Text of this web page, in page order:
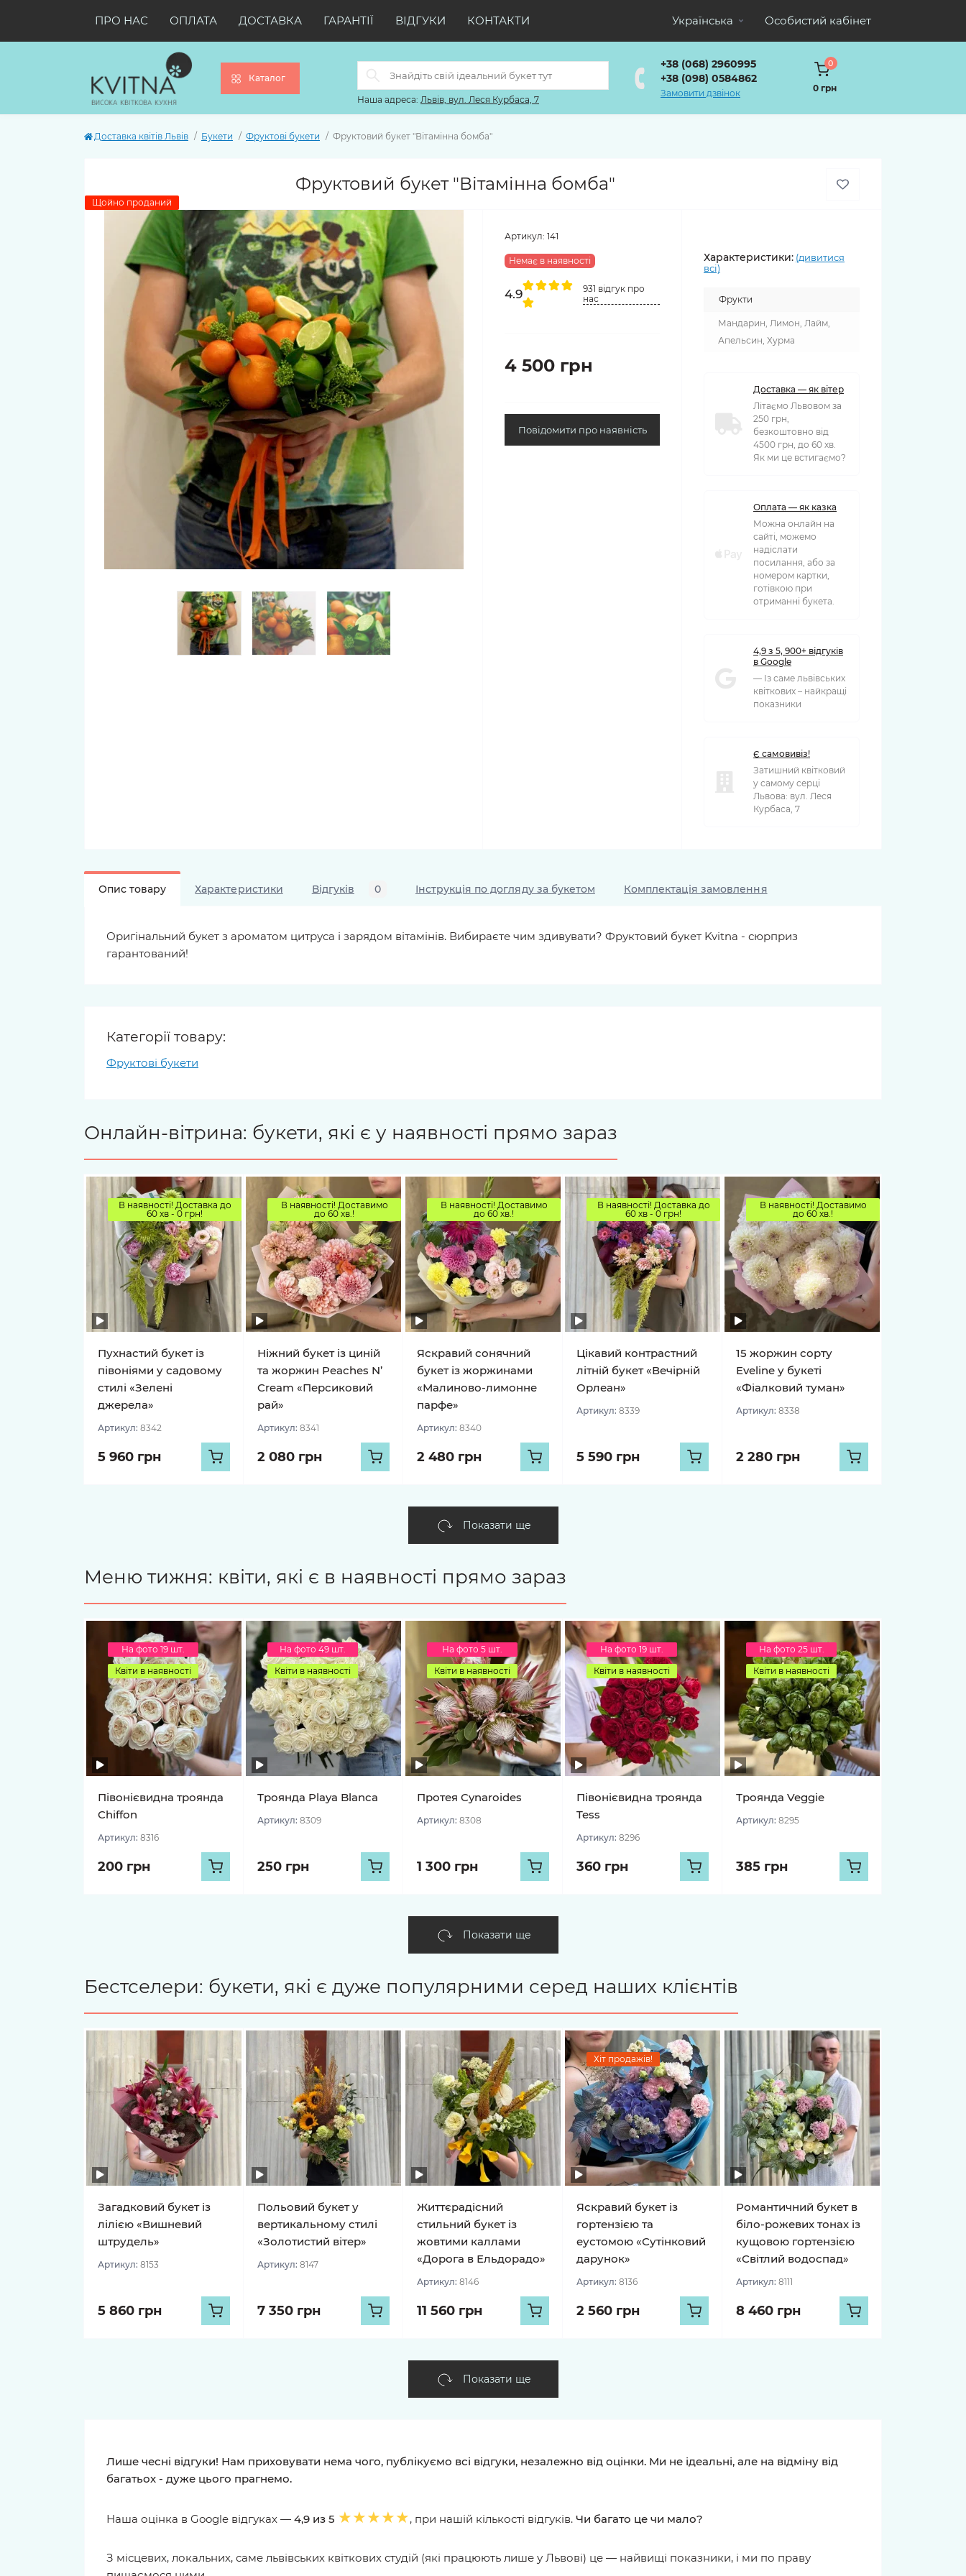
ПРО НАС ОПЛАТА ДОСТАВКА ГАРАНТІЇ ВІДГУКИ КОНТАКТИ Українська Особистий кабінет
Каталог
Наша адреса: Львів, вул. Леся Курбаса, 7
+38 (068) 2960995
+38 (098) 0584862
Замовити дзвінок
0
0 грн
Доставка квітів Львів Букети Фруктові букети Фруктовий букет "Вітамінна бомба"
Фруктовий букет "Вітамінна бомба"
Щойно проданий
Артикул: 141
Немає в наявності
4.9
931 відгук про
нас
4 500 грн
Повідомити про наявність
Характеристики: (дивитися
всі)
Фрукти
Мандарин, Лимон, Лайм,
Апельсин, Хурма
Доставка — як вітер
Літаємо Львовом за
250 грн,
безкоштовно від
4500 грн, до 60 хв.
Як ми це встигаємо?
Оплата — як казка
Можна онлайн на
сайті, можемо
надіслати
посилання, або за
номером картки,
готівкою при
отриманні букета.
4,9 з 5, 900+ відгуків
в Google
— Із саме львівських
квіткових – найкращі
показники
Є самовивіз!
Затишний квітковий
у самому серці
Львова: вул. Леся
Курбаса, 7
Опис товару Характеристики Відгуків 0 Інструкція по догляду за букетом Комплектація замовлення
Оригінальний букет з ароматом цитруса і зарядом вітамінів. Вибираєте чим здивувати? Фруктовий букет Kvitna - сюрприз
гарантований!
Категорії товару:
Фруктові букети
Онлайн-вітрина: букети, які є у наявності прямо зараз
В наявності! Доставка до
60 хв - 0 грн!
Пухнастий букет із
півоніями у садовому
стилі «Зелені
джерела»
Артикул: 8342
5 960 грн
В наявності! Доставимо
до 60 хв.!
Ніжний букет із циній
та жоржин Peaches N’
Cream «Персиковий
рай»
Артикул: 8341
2 080 грн
В наявності! Доставимо
до 60 хв.!
Яскравий сонячний
букет із жоржинами
«Малиново-лимонне
парфе»
Артикул: 8340
2 480 грн
В наявності! Доставка до
60 хв - 0 грн!
Цікавий контрастний
літній букет «Вечірній
Орлеан»
Артикул: 8339
5 590 грн
В наявності! Доставимо
до 60 хв.!
15 жоржин сорту
Eveline у букеті
«Фіалковий туман»
Артикул: 8338
2 280 грн
Показати ще
Меню тижня: квіти, які є в наявності прямо зараз
На фото 19 шт.
Квіти в наявності
Півонієвидна троянда
Chiffon
Артикул: 8316
200 грн
На фото 49 шт.
Квіти в наявності
Троянда Playa Blanca
Артикул: 8309
250 грн
На фото 5 шт.
Квіти в наявності
Протея Cynaroides
Артикул: 8308
1 300 грн
На фото 19 шт.
Квіти в наявності
Півонієвидна троянда
Tess
Артикул: 8296
360 грн
На фото 25 шт.
Квіти в наявності
Троянда Veggie
Артикул: 8295
385 грн
Показати ще
Бестселери: букети, які є дуже популярними серед наших клієнтів
Загадковий букет із
лілією «Вишневий
штрудель»
Артикул: 8153
5 860 грн
Польовий букет у
вертикальному стилі
«Золотистий вітер»
Артикул: 8147
7 350 грн
Життєрадісний
стильний букет із
жовтими каллами
«Дорога в Ельдорадо»
Артикул: 8146
11 560 грн
Хіт продажів!
Яскравий букет із
гортензією та
еустомою «Сутінковий
дарунок»
Артикул: 8136
2 560 грн
Романтичний букет в
біло-рожевих тонах із
кущовою гортензією
«Світлий водоспад»
Артикул: 8111
8 460 грн
Показати ще
GoogleРейтинг
4.9 931 відгук
H4RLEY MYKOLA SKRYPETS BOHDAN IVANOV РОМАН ВЕРЕНЬКА KIRA GALAS ОЛЬГА ІВАНІШЕН